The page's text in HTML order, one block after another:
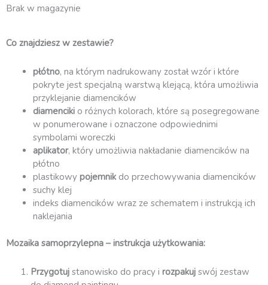
Brak w magazynie
Co znajdziesz w zestawie?
płótno, na którym nadrukowany został wzór i które
pokryte jest specjalną warstwą klejącą, która umożliwia
przyklejanie diamencików
diamenciki o różnych kolorach, które są posegregowane
w ponumerowane i oznaczone odpowiednimi
symbolami woreczki
aplikator, który umożliwia nakładanie diamencików na
płótno
plastikowy pojemnik do przechowywania diamencików
suchy klej
indeks diamencików wraz ze schematem i instrukcją ich
naklejania
Mozaika samoprzylepna – instrukcja użytkowania:
Przygotujstanowisko do pracy irozpakuj swój zestaw